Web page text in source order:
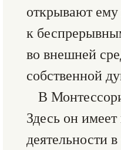
открывают
к
во внешней
собственной
В
Здесь он имеет
деятельности